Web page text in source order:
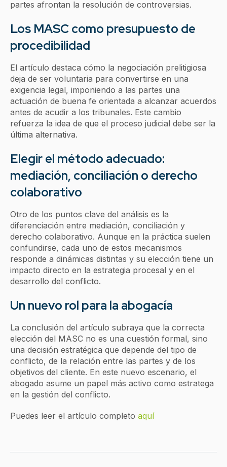
partes afrontan la resolución de controversias.
Los MASC como presupuesto de
procedibilidad
El artículo destaca cómo la negociación prelitigiosa
deja de ser voluntaria para convertirse en una
exigencia legal, imponiendo a las partes una
actuación de buena fe orientada a alcanzar acuerdos
antes de acudir a los tribunales. Este cambio
refuerza la idea de que el proceso judicial debe ser la
última alternativa.
Elegir el método adecuado:
mediación, conciliación o derecho
colaborativo
Otro de los puntos clave del análisis es la
diferenciación entre mediación, conciliación y
derecho colaborativo. Aunque en la práctica suelen
confundirse, cada uno de estos mecanismos
responde a dinámicas distintas y su elección tiene un
impacto directo en la estrategia procesal y en el
desarrollo del conflicto.
Un nuevo rol para la abogacía
La conclusión del artículo subraya que la correcta
elección del MASC no es una cuestión formal, sino
una decisión estratégica que depende del tipo de
conflicto, de la relación entre las partes y de los
objetivos del cliente. En este nuevo escenario, el
abogado asume un papel más activo como estratega
en la gestión del conflicto.
Puedes leer el artículo completo aquí